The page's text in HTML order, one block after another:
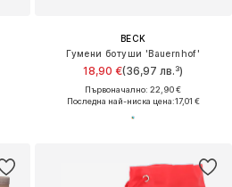
BECK
Гумени ботуши 'Bauernhof'
18,90 €(36,97 лв.³)
Първоначално: 22,90 €
Последна най-ниска цена:17,01 €